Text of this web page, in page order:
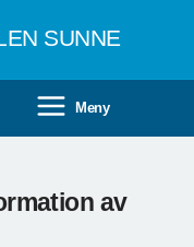
SUNNE
Meny
av